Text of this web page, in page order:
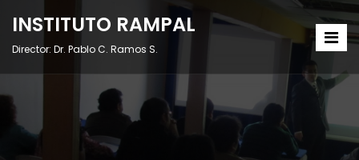
INSTITUTO RAMPAL
Director: Dr. Pablo C. Ramos S.